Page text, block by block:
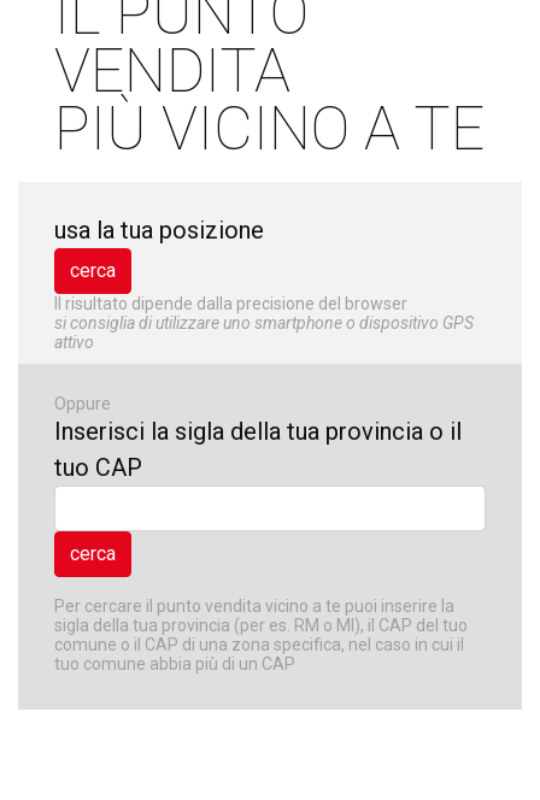
VENDITA
PIÙ VICINO A TE
usa la tua posizione
Il risultato dipende dalla precisione del browser
si consiglia di utilizzare uno smartphone o dispositivo GPS
attivo
Oppure
Inserisci la sigla della tua provincia o il
tuo CAP
Per cercare il punto vendita vicino a te puoi inserire la
sigla della tua provincia (per es. RM o MI), il CAP del tuo
comune o il CAP di una zona specifica, nel caso in cui il
tuo comune abbia più di un CAP